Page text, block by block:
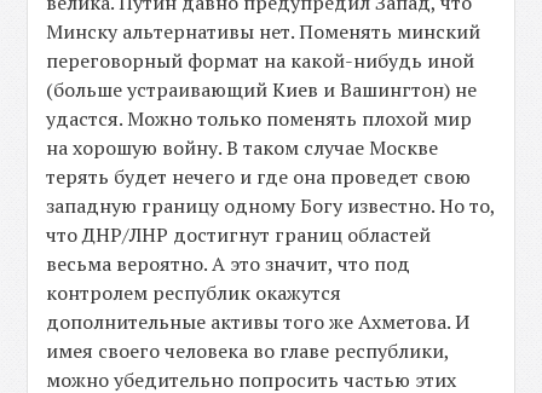
Минску альтернативы нет. Поменять минский
переговорный формат на какой-нибудь иной
(больше устраивающий Киев и Вашингтон) не
удастся. Можно только поменять плохой мир
на хорошую войну. В таком случае Москве
терять будет нечего и где она проведет свою
западную границу одному Богу известно. Но то,
что ДНР/ЛНР достигнут границ областей
весьма вероятно. А это значит, что под
контролем республик окажутся
дополнительные активы того же Ахметова. И
имея своего человека во главе республики,
можно убедительно попросить частью этих